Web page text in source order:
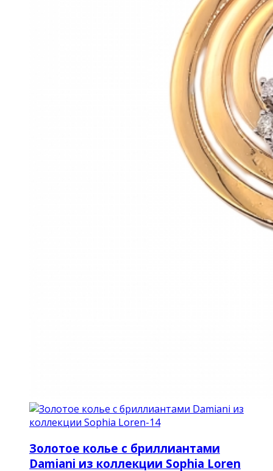
Золотое колье с бриллиантами
Damiani из коллекции Sophia Loren